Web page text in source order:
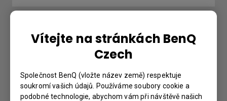
Vítejte na stránkách BenQ
Czech
Společnost BenQ (vložte název země) respektuje
soukromí vašich údajů. Používáme soubory cookie a
podobné technologie, abychom vám při návštěvě našich
šířku pásma nebo maximální počet účastníků
pro interakci s hostiteli na bílé tabuli EZwrite
Proč se na zařízení nezobrazuje „Display